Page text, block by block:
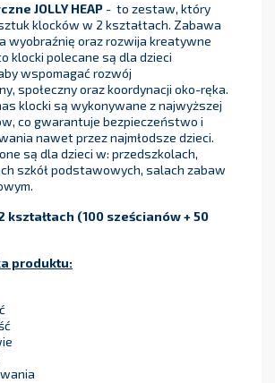
JOLLY HEAP - to zestaw, który
klocków w 2 kształtach. Zabawa
wyobraźnię oraz rozwija kreatywne
klocki polecane są dla dzieci
wspomagać rozwój
społeczny oraz koordynacji oko-ręka.
klocki są wykonywane z najwyższej
co gwarantuje bezpieczeństwo i
nawet przez najmłodsze dzieci.
są dla dzieci w: przedszkolach,
szkół podstawowych, salach zabaw
kształtach (100 sześcianów + 50
produktu: